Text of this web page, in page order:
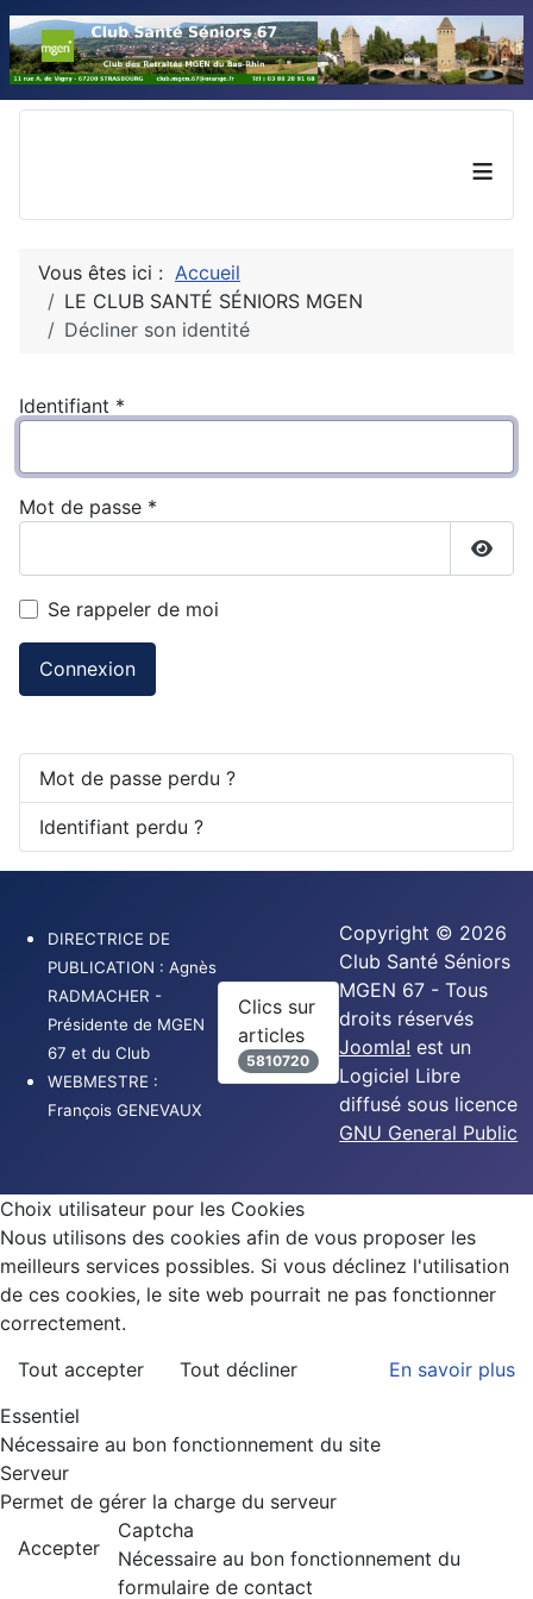
≡
Vous êtes ici : Accueil
LE CLUB SANTÉ SÉNIORS MGEN
Décliner son identité
Identifiant *
Mot de passe *
Se rappeler de moi
Connexion
Mot de passe perdu ?
Identifiant perdu ?
DIRECTRICE DE
PUBLICATION : Agnès
RADMACHER -
Présidente de MGEN
67 et du Club
WEBMESTRE :
François GENEVAUX
Clics sur
articles
5810720
Copyright © 2026
Club Santé Séniors
MGEN 67 - Tous
droits réservés
Joomla! est un
Logiciel Libre
diffusé sous licence
GNU General Public
Choix utilisateur pour les Cookies
Nous utilisons des cookies afin de vous proposer les
meilleurs services possibles. Si vous déclinez l'utilisation
de ces cookies, le site web pourrait ne pas fonctionner
correctement.
Tout accepter
Tout décliner
En savoir plus
Essentiel
Nécessaire au bon fonctionnement du site
Serveur
Permet de gérer la charge du serveur
Accepter
Captcha
Nécessaire au bon fonctionnement du
formulaire de contact